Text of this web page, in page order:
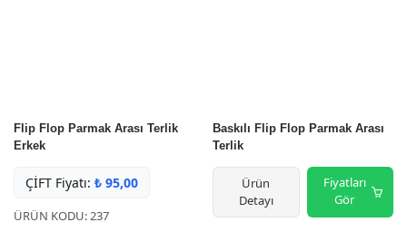
Flip Flop Parmak Arası Terlik
Erkek
ÇİFT Fiyatı: ₺ 95,00
ÜRÜN KODU: 237
Baskılı Flip Flop Parmak Arası
Terlik
Ürün
Detayı
Fiyatları
Gör